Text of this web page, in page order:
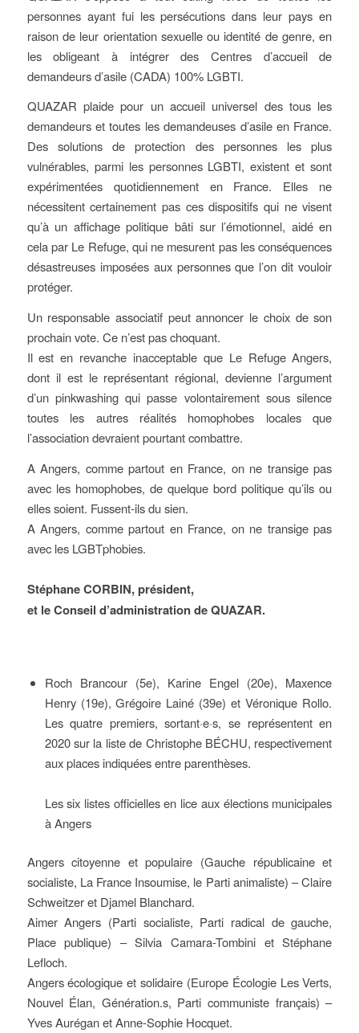
personnes ayant fui les persécutions dans leur pays en
raison de leur orientation sexuelle ou identité de genre, en
les obligeant à intégrer des Centres d’accueil de
demandeurs d’asile (CADA) 100% LGBTI.
QUAZAR plaide pour un accueil universel des tous les
demandeurs et toutes les demandeuses d’asile en France.
Des solutions de protection des personnes les plus
vulnérables, parmi les personnes LGBTI, existent et sont
expérimentées quotidiennement en France. Elles ne
nécessitent certainement pas ces dispositifs qui ne visent
qu’à un affichage politique bâti sur l’émotionnel, aidé en
cela par Le Refuge, qui ne mesurent pas les conséquences
désastreuses imposées aux personnes que l’on dit vouloir
protéger.
Un responsable associatif peut annoncer le choix de son
prochain vote. Ce n’est pas choquant.
Il est en revanche inacceptable que Le Refuge Angers,
dont il est le représentant régional, devienne l’argument
d’un pinkwashing qui passe volontairement sous silence
toutes les autres réalités homophobes locales que
l’association devraient pourtant combattre.
A Angers, comme partout en France, on ne transige pas
avec les homophobes, de quelque bord politique qu’ils ou
elles soient. Fussent-ils du sien.
A Angers, comme partout en France, on ne transige pas
avec les LGBTphobies.
Stéphane CORBIN, président,
et le Conseil d’administration de QUAZAR.
Roch Brancour (5e), Karine Engel (20e), Maxence
Henry (19e), Grégoire Lainé (39e) et Véronique Rollo.
Les quatre premiers, sortant·e·s, se représentent en
2020 sur la liste de Christophe BÉCHU, respectivement
aux places indiquées entre parenthèses.
Les six listes officielles en lice aux élections municipales
à Angers
Angers citoyenne et populaire (Gauche républicaine et
socialiste, La France Insoumise, le Parti animaliste) – Claire
Schweitzer et Djamel Blanchard.
Aimer Angers (Parti socialiste, Parti radical de gauche,
Place publique) – Silvia Camara-Tombini et Stéphane
Lefloch.
Angers écologique et solidaire (Europe Écologie Les Verts,
Nouvel Élan, Génération.s, Parti communiste français) –
Yves Aurégan et Anne-Sophie Hocquet.